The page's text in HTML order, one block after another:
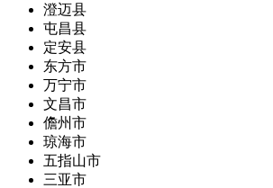
澄迈县
屯昌县
定安县
东方市
万宁市
文昌市
儋州市
琼海市
五指山市
三亚市